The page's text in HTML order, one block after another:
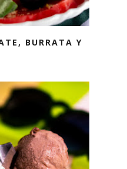
BURRATA Y